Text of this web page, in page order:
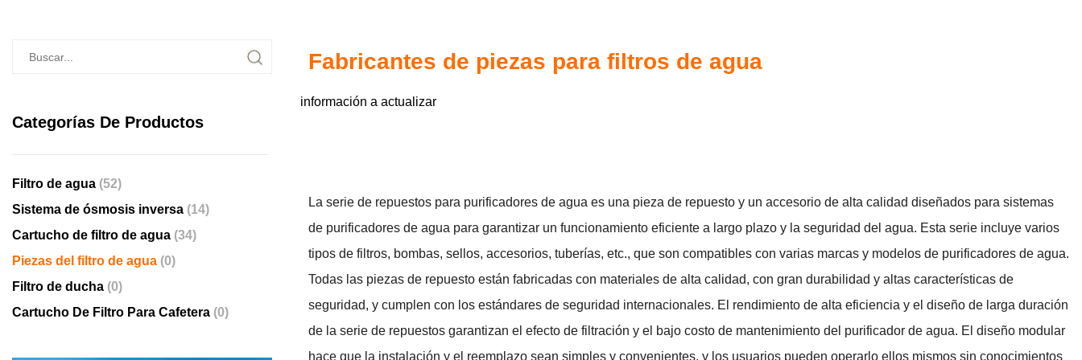
Categorías De Productos
Filtro de agua (52)
Sistema de ósmosis inversa (14)
Cartucho de filtro de agua (34)
Piezas del filtro de agua (0)
Filtro de ducha (0)
Cartucho De Filtro Para Cafetera (0)
Fabricantes de piezas para filtros de agua
información a actualizar
La serie de repuestos para purificadores de agua es una pieza de repuesto y un accesorio de alta calidad diseñados para sistemas
de purificadores de agua para garantizar un funcionamiento eficiente a largo plazo y la seguridad del agua. Esta serie incluye varios
tipos de filtros, bombas, sellos, accesorios, tuberías, etc., que son compatibles con varias marcas y modelos de purificadores de agua.
Todas las piezas de repuesto están fabricadas con materiales de alta calidad, con gran durabilidad y altas características de
seguridad, y cumplen con los estándares de seguridad internacionales. El rendimiento de alta eficiencia y el diseño de larga duración
de la serie de repuestos garantizan el efecto de filtración y el bajo costo de mantenimiento del purificador de agua. El diseño modular
hace que la instalación y el reemplazo sean simples y convenientes, y los usuarios pueden operarlo ellos mismos sin conocimientos